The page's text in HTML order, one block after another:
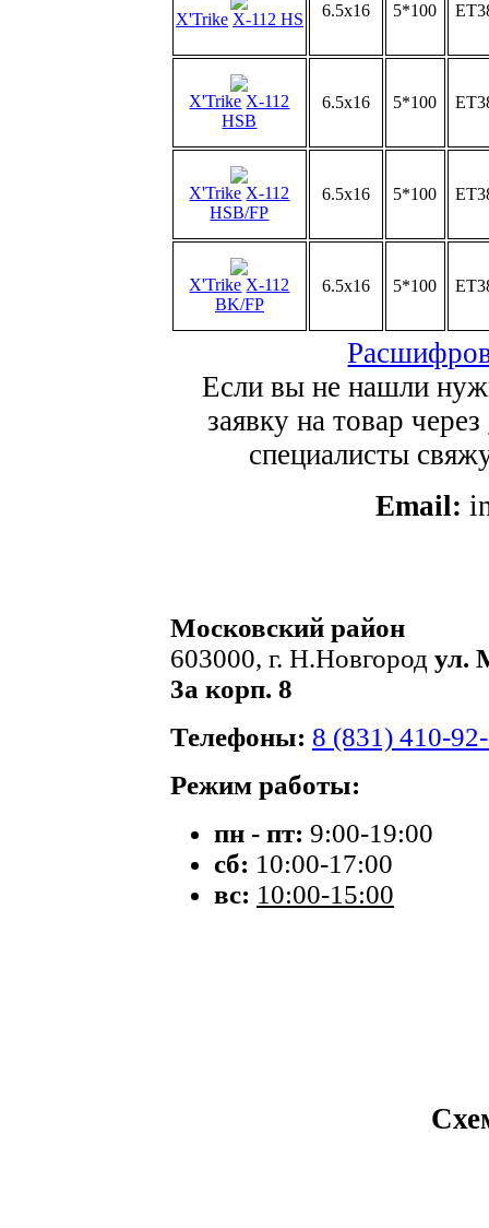
X'Trike X-112 HS 6.5x16 5*100
X'Trike X-112
HSB
6.5x16 5*100
X'Trike X-112
HSB/FP
6.5x16 5*100
X'Trike X-112
BK/FP
6.5x16 5*100
Если вы не нашли
заявку на товар через
специалисты
Email:
Московский район
603000, г. Н.Новгород ул.
3а корп. 8
Телефоны: 8 (831) 410-
Режим работы:
пн - пт: 9:00-19:00
сб: 10:00-17:00
вс: 10:00-15:00